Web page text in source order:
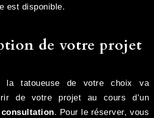
est disponible.
de votre projet
la tatoueuse de votre choix va
de votre projet au cours d’un
consultation. Pour le réserver, vous